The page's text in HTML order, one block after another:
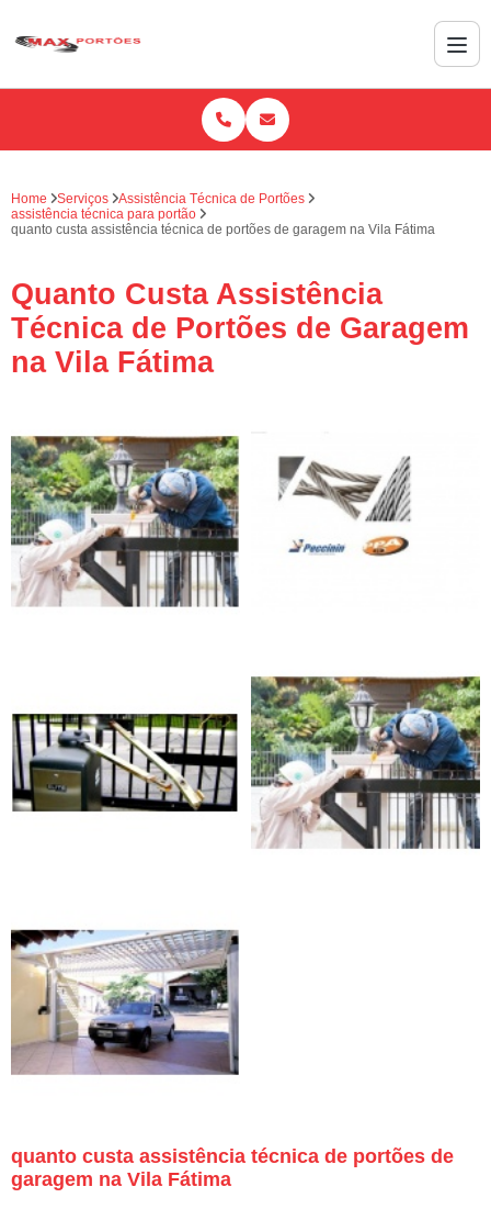
Home Serviços
Assistência Técnica de Portões
assistência técnica para portão
quanto custa assistência técnica de portões de garagem na Vila Fátima
Quanto Custa Assistência
Técnica de Portões de Garagem
na Vila Fátima
quanto custa assistência técnica de portões de
garagem na Vila Fátima